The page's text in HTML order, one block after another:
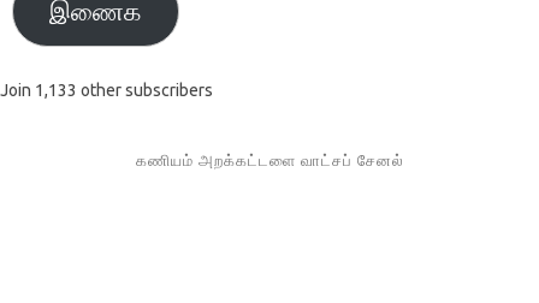
இணைக
Join 1,133 other subscribers
கணியம் அறக்கட்டளை வாட்சப் சேனல்